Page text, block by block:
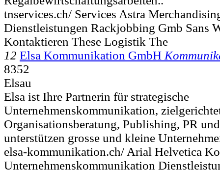
tnservices.ch/ Services Astra
Dienstleistungen Rackjobbing Gmb Sans
Kontaktieren These Logistik The
12 Elsa Kommunikation GmbH
8352
Elsau
Elsa ist Ihre Partnerin für strategische
Unternehmenskommunikation,
Organisationsberatung, Publishing, PR
unterstützen grosse und kleine
elsa-kommunikation.ch/ Arial Helvetica
Unternehmenskommunikation